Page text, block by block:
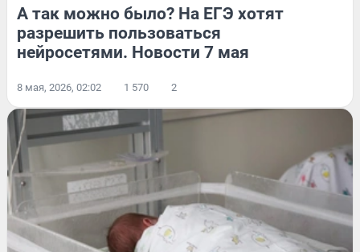
А так можно было? На ЕГЭ хотят
разрешить пользоваться
нейросетями. Новости 7 мая
8 мая, 2026, 02:02 1 570 2